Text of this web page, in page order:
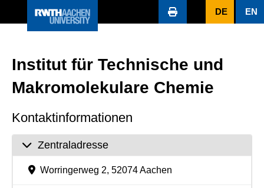
DE EN
Institut für Technische und
Makromolekulare Chemie
Kontaktinformationen
Zentraladresse
Worringerweg 2, 52074 Aachen